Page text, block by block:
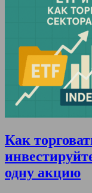
Как
одну акцию